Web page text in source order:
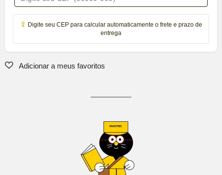
Digite seu CEP para calcular automaticamente o frete e prazo de
entrega